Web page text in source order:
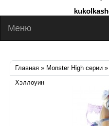
Меню
Главная » Monster High серии
Хэллоуин